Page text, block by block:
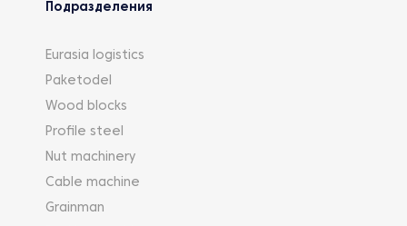
Подразделения
Eurasia logistics
Paketodel
Wood blocks
Profile steel
Nut machinery
Cable machine
Grainman